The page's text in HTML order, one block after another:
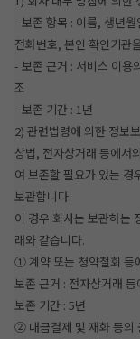
- 보존 항목 : 이름, 생년
전화번호, 본인 확인기관
- 보존 근거 : 서비스 이용
조
- 보존 기간 : 1년
2) 관련법령에 의한 정보
상법, 전자상거래 등에서
여 보존할 필요가 있는 경
보관합니다.
이 경우 회사는 보관하는
래와 같습니다.
① 계약 또는 청약철회 등
보존 근거 : 전자상거래
보존 기간 : 5년
② 대금결제 및 재화 등의